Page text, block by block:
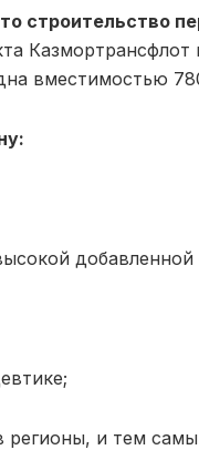
строительство
вместимостью
и тем